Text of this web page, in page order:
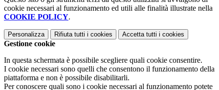
cookie necessari al funzionamento ed utili alle finalità illustrate nella
COOKIE POLICY.
Personalizza Rifiuta tutti i cookies Accetta tutti i cookies
Gestione cookie
In questa schermata è possibile scegliere quali cookie consentire.
I cookie necessari sono quelli che consentono il funzionamento della
piattaforma e non è possibile disabilitarli.
Per conoscere quali sono i cookie necessari al funzionamento potete